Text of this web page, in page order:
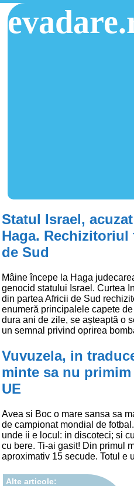
Statul Israel,
Haga.
de Sud
Mâine începe la Haga
genocid statului Israel. Curtea
din partea Africii de Sud
enumeră principalele capete
dura ani de zile, se așteaptă o
un semnal privind oprirea
Vuvuzela, in
minte sa nu
UE
Avea si Boc o mare sansa sa
de campionat mondial de
unde ii e locul: in discoteci; si
cu bere. Ti-ai gasit! Din primul
aproximativ 15 secude. Totul e
Alte articole: